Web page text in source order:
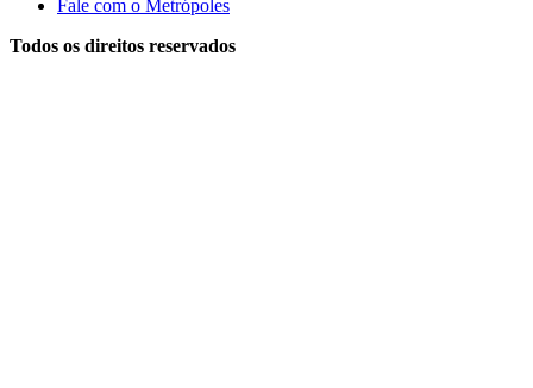
Fale com o Metrópoles
Todos os direitos reservados